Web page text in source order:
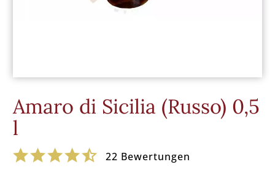
Amaro di Sicilia (Russo) 0,5
l
22 Bewertungen